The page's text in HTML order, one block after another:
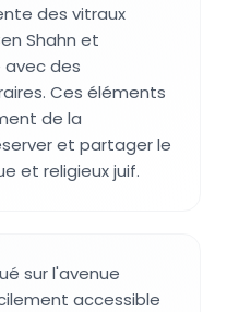
des vitraux
Shahn et
avec des
Ces éléments
de la
et partager le
et religieux juif.
sur l'avenue
accessible